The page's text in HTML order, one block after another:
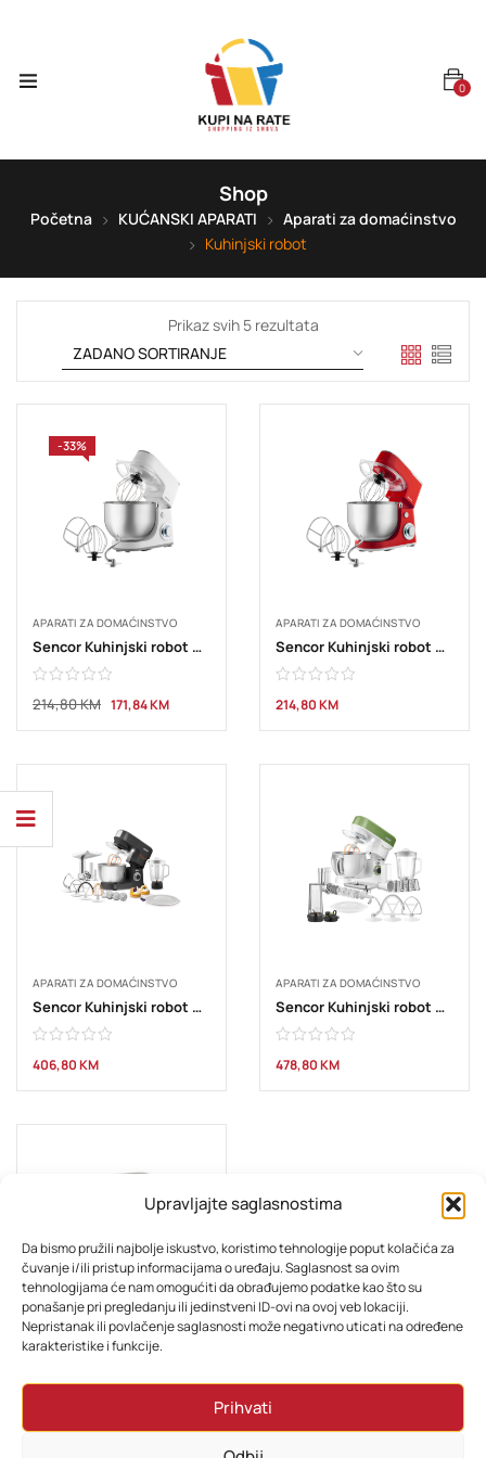
Upravljajte saglasnostima
Da bismo pružili najbolje iskustvo, koristimo tehnologije poput kolačića za
čuvanje i/ili pristup informacijama o uređaju. Saglasnost sa ovim
tehnologijama će nam omogućiti da obrađujemo podatke kao što su
ponašanje pri pregledanju ili jedinstveni ID-ovi na ovoj veb lokaciji.
Nepristanak ili povlačenje saglasnosti može negativno uticati na određene
karakteristike i funkcije.
Prihvati
0
Shop
Početna KUĆANSKI APARATI
Aparati za domaćinstvo
Kuhinjski robot
Prikaz svih 5 rezultata
-33%
APARATI ZA DOMAĆINSTVO
Sencor Kuhinjski robot STM 3630WH
214,80KM 171,84KM
APARATI ZA DOMAĆINSTVO
Sencor Kuhinjski robot STM 3634RD
214,80KM
APARATI ZA DOMAĆINSTVO
Sencor Kuhinjski robot STM 3761BK
406,80KM
APARATI ZA DOMAĆINSTVO
Sencor Kuhinjski robot STM 3780GG
478,80KM
APARATI ZA DOMAĆINSTVO